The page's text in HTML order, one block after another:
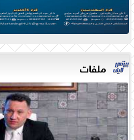
ملفات